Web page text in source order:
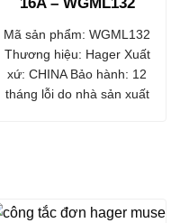
Mã sản phẩm: WGML132
Thương hiệu: Hager Xuất
xứ: CHINA Bảo hành: 12
tháng lỗi do nhà sản xuất